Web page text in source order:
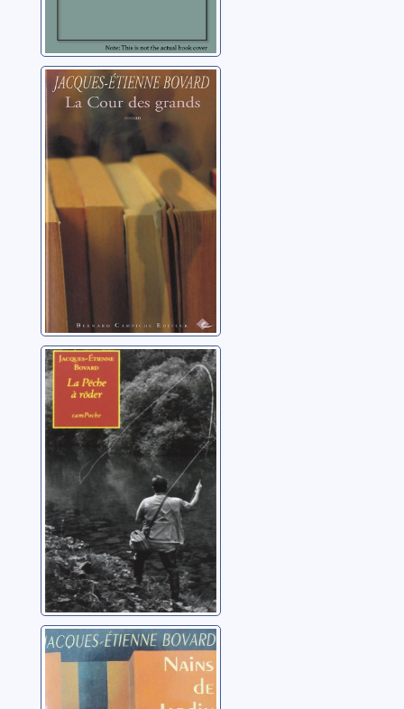
La cour des
grands: roman
Bovard, Jacques-
Etienne
La pêche à rôder
Bovard, Jacques-
Etienne
Nains de jardin
Bovard, Jacques-
Etienne